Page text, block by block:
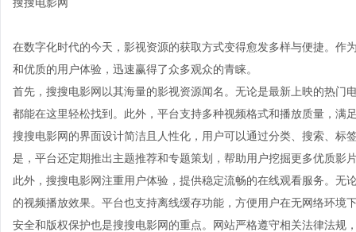
在数字化时代的今天，影视资源的获取方式变得愈发多样与便捷。作
和优质的用户体验，迅速赢得了众多观众的青睐。
首先，搜搜电影网以其海量的影视资源闻名。无论是最新上映的热门
都能在这里轻松找到。此外，平台支持多种视频格式和播放质量，满
搜搜电影网的界面设计简洁且人性化，用户可以通过分类、搜索、标
是，平台还定期推出主题推荐和专题策划，帮助用户挖掘更多优质影
此外，搜搜电影网注重用户体验，提供稳定流畅的在线观看服务。
的视频播放效果。平台也支持离线缓存功能，方便用户在无网络环境
安全和版权保护也是搜搜电影网的重点。网站严格遵守相关法律法规